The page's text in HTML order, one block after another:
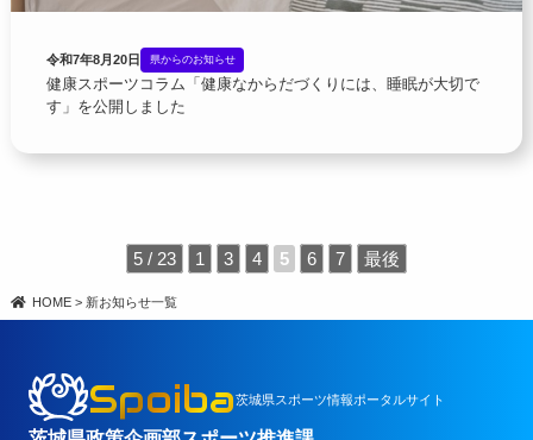
令和7年8月20日 県からのお知らせ
健康スポーツコラム「健康なからだづくりには、睡眠が大切で
す」を公開しました
5 / 23 1 3 4 5 6 7 最後
HOME > 新お知らせ一覧
Spoiba茨城県スポーツ情報ポータルサイト